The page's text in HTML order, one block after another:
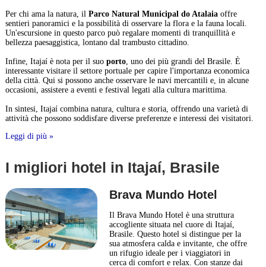
Per chi ama la natura, il Parco Natural Municipal do Atalaiaoffre
sentieri panoramici e la possibilità di osservare la flora e la fauna locali.
Un'escursione in questo parco può regalare momenti di tranquillità e
bellezza paesaggistica, lontano dal trambusto cittadino.
Infine, Itajaí è nota per il suo porto, uno dei più grandi del Brasile. È
interessante visitare il settore portuale per capire l'importanza economica
della città. Qui si possono anche osservare le navi mercantili e, in alcune
occasioni, assistere a eventi e festival legati alla cultura marittima.
In sintesi, Itajaí combina natura, cultura e storia, offrendo una varietà di
attività che possono soddisfare diverse preferenze e interessi dei visitatori.
Leggi di più »
I migliori hotel in Itajaí, Brasile
Brava Mundo Hotel
Il Brava Mundo Hotel è una struttura
accogliente situata nel cuore di Itajaí,
Brasile. Questo hotel si distingue per la
sua atmosfera calda e invitante, che offre
un rifugio ideale per i viaggiatori in
cerca di comfort e relax. Con stanze dai